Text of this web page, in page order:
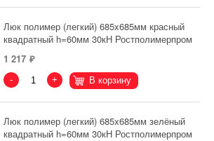
Люк полимер (легкий) 685х685мм красный
квадратный h=60мм 30кН Ростполимерпром
1 217
- + В корзину
Люк полимер (легкий) 685х685мм зелёный
квадратный h=60мм 30кН Ростполимерпром